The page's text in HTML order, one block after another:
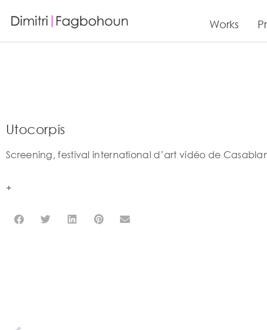
Works
Utocorpis
Screening, festival international d’art vidéo de
+